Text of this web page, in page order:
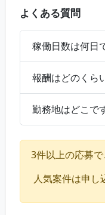
よくある質問
稼働日数は何日
報酬はどのくら
勤務地はどこで
3件以上の応募
人気案件は申し